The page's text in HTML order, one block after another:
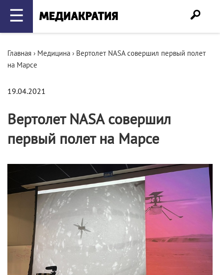
☰
Главная › Медицина › Вертолет NASA совершил первый полет
на Марсе
19.04.2021
Вертолет NASA совершил
первый полет на Марсе